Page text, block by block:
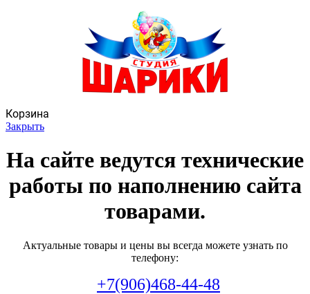
Корзина
Закрыть
На сайте ведутся технические
работы по наполнению сайта
товарами.
Актуальные товары и цены вы всегда можете узнать по
телефону:
+7(906)468-44-48